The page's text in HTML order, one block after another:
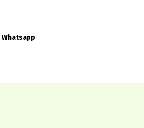
Whatsapp